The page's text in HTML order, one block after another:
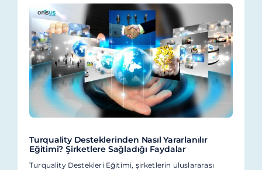
Turquality Desteklerinden Nasıl Yararlanılır
Eğitimi? Şirketlere Sağladığı Faydalar
Turquality Destekleri Eğitimi, şirketlerin uluslararası